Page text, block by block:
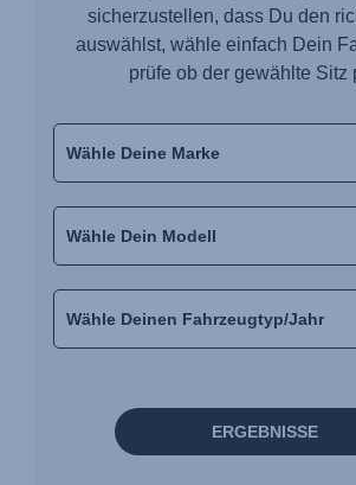
sicherzustellen, dass Du den
auswählst, wähle einfach Dein
prüfe ob der gewählte Sitz
ERGEBNISSE